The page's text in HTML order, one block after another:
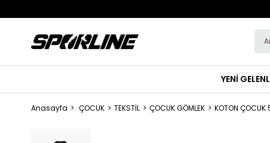
YENİ
Anasayfa ÇOCUK TEKSTİL ÇOCUK GÖMLEK KOTON